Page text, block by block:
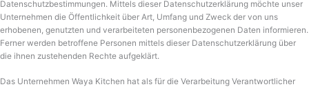
Datenschutzbestimmungen. Mittels dieser Datenschutzerklärung möchte unser
Unternehmen die Öffentlichkeit über Art, Umfang und Zweck der von uns
erhobenen, genutzten und verarbeiteten personenbezogenen Daten informieren.
Ferner werden betroffene Personen mittels dieser Datenschutzerklärung über
die ihnen zustehenden Rechte aufgeklärt.
Das Unternehmen Waya Kitchen hat als für die Verarbeitung Verantwortlicher